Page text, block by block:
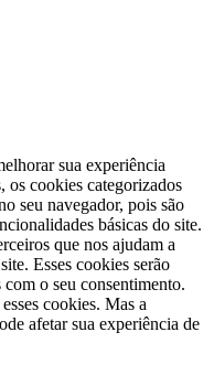
sua experiência
os cookies categorizados
seu navegador, pois são
básicas do site.
que nos ajudam a
Esses cookies serão
com o seu consentimento.
cookies. Mas a
afetar sua experiência de